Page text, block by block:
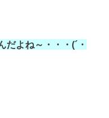
よね～・・・(´・